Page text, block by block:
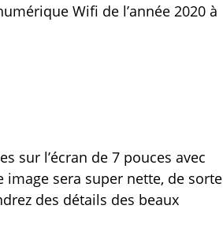
Wifi de l’année 2020 à
sur l’écran de 7 pouces avec
image sera super nette, de sorte
des détails des beaux